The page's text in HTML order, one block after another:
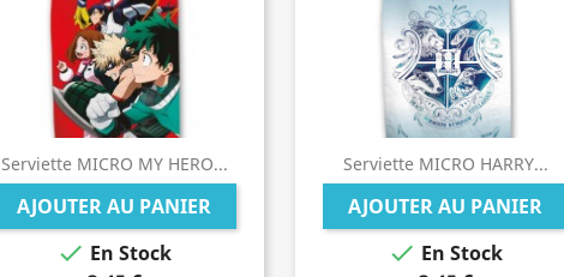
Serviette MICRO MY HERO...
AJOUTER AU PANIER
 En Stock
Serviette MICRO HARRY...
AJOUTER AU PANIER
 En Stock